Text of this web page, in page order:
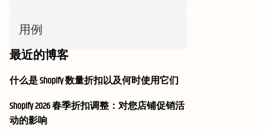
用例
最近的博客
什么是 Shopify 数量折扣以及何时使用它们
Shopify 2026 春季折扣调整：对您店铺促销活
动的影响